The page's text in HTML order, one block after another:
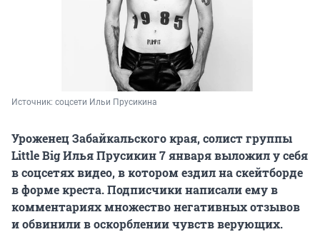
Источник: соцсети Ильи Прусикина
Уроженец Забайкальского края, солист группы
Little Big Илья Прусикин 7 января выложил у себя
в соцсетях видео, в котором ездил на скейтборде
в форме креста. Подписчики написали ему в
комментариях множество негативных отзывов
и обвинили в оскорблении чувств верующих.